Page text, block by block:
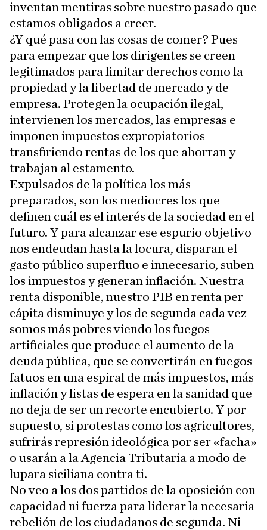
inventan mentiras sobre nuestro pasado que
estamos obligados a creer.
¿Y qué pasa con las cosas de comer? Pues
para empezar que los dirigentes se creen
legitimados para limitar derechos como la
propiedad y la libertad de mercado y de
empresa. Protegen la ocupación ilegal,
intervienen los mercados, las empresas e
imponen impuestos expropiatorios
transfiriendo rentas de los que ahorran y
trabajan al estamento.
Expulsados de la política los más
preparados, son los mediocres los que
definen cuál es el interés de la sociedad en el
futuro. Y para alcanzar ese espurio objetivo
nos endeudan hasta la locura, disparan el
gasto público superfluo e innecesario, suben
los impuestos y generan inflación. Nuestra
renta disponible, nuestro PIB en renta per
cápita disminuye y los de segunda cada vez
somos más pobres viendo los fuegos
artificiales que produce el aumento de la
deuda pública, que se convertirán en fuegos
fatuos en una espiral de más impuestos, más
inflación y listas de espera en la sanidad que
no deja de ser un recorte encubierto. Y por
supuesto, si protestas como los agricultores,
sufrirás represión ideológica por ser «facha»
o usarán a la Agencia Tributaria a modo de
lupara siciliana contra ti.
No veo a los dos partidos de la oposición con
capacidad ni fuerza para liderar la necesaria
rebelión de los ciudadanos de segunda. Ni